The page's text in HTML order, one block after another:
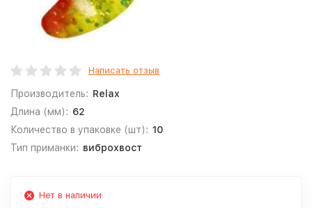
Написать отзыв
Производитель: Relax
Длина (мм): 62
Количество в упаковке (шт): 10
Тип приманки: виброхвост
Нет в наличии